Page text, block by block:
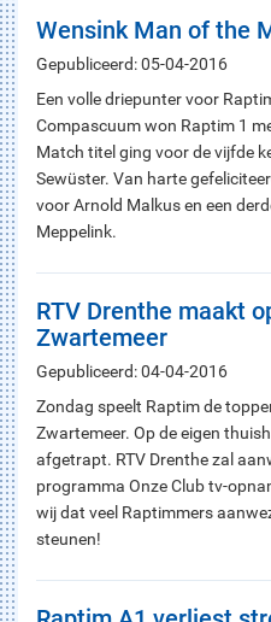
Wensink Man of the
Gepubliceerd: 05-04-2016
Een volle driepunter voor
Compascuum won Raptim 1
Match titel ging voor de vijfde
Sewüster. Van harte
voor Arnold Malkus en een
Meppelink.
RTV Drenthe maakt
Zwartemeer
Gepubliceerd: 04-04-2016
Zondag speelt Raptim de
Zwartemeer. Op de eigen
afgetrapt. RTV Drenthe zal
programma Onze Club tv-
wij dat veel Raptimmers
steunen!